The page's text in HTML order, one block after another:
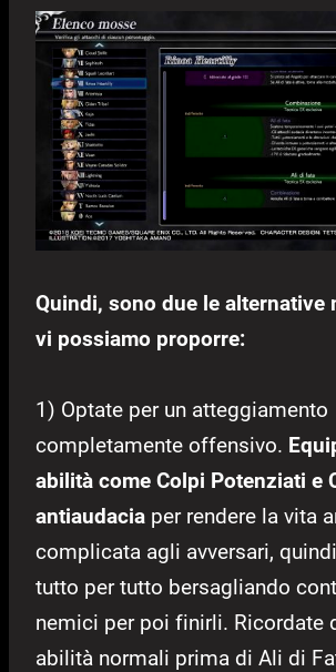
Quindi, sono due le alternative
vi possiamo proporre:
1) Optate per un atteggiamento
completamente offensivo.
abilità come Colpi Potenziati e
antiaudacia per rendere la vita
complicata agli avversari,
tutto per tutto bersagliando
nemici per poi finirli. Ricordate
abilità normali prima di Ali di